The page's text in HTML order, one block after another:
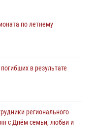
по летнему
в результате
регионального
с Днём семьи, любви и